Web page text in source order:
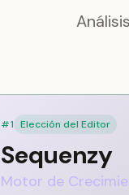
#1 Elección del Editor
Sequenzy
Motor de